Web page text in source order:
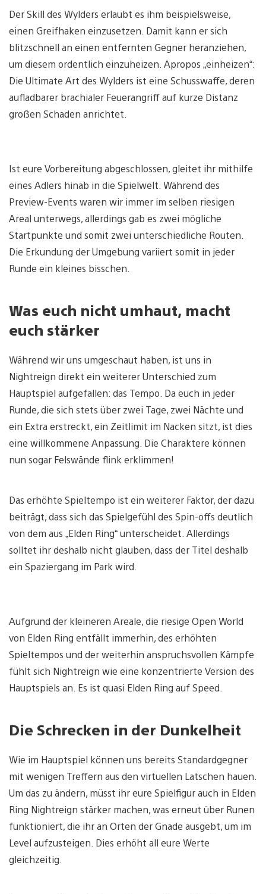
Der Skill des Wylders erlaubt es ihm beispielsweise,
einen Greifhaken einzusetzen. Damit kann er sich
blitzschnell an einen entfernten Gegner heranziehen,
um diesem ordentlich einzuheizen. Apropos „einheizen“:
Die Ultimate Art des Wylders ist eine Schusswaffe, deren
aufladbarer brachialer Feuerangriff auf kurze Distanz
großen Schaden anrichtet.
Ist eure Vorbereitung abgeschlossen, gleitet ihr mithilfe
eines Adlers hinab in die Spielwelt. Während des
Preview-Events waren wir immer im selben riesigen
Areal unterwegs, allerdings gab es zwei mögliche
Startpunkte und somit zwei unterschiedliche Routen.
Die Erkundung der Umgebung variiert somit in jeder
Runde ein kleines bisschen.
Was euch nicht umhaut, macht
euch stärker
Während wir uns umgeschaut haben, ist uns in
Nightreign direkt ein weiterer Unterschied zum
Hauptspiel aufgefallen: das Tempo. Da euch in jeder
Runde, die sich stets über zwei Tage, zwei Nächte und
ein Extra erstreckt, ein Zeitlimit im Nacken sitzt, ist dies
eine willkommene Anpassung. Die Charaktere können
nun sogar Felswände flink erklimmen!
Das erhöhte Spieltempo ist ein weiterer Faktor, der dazu
beiträgt, dass sich das Spielgefühl des Spin-offs deutlich
von dem aus „Elden Ring“ unterscheidet. Allerdings
solltet ihr deshalb nicht glauben, dass der Titel deshalb
ein Spaziergang im Park wird.
Aufgrund der kleineren Areale, die riesige Open World
von Elden Ring entfällt immerhin, des erhöhten
Spieltempos und der weiterhin anspruchsvollen Kämpfe
fühlt sich Nightreign wie eine konzentrierte Version des
Hauptspiels an. Es ist quasi Elden Ring auf Speed.
Die Schrecken in der Dunkelheit
Wie im Hauptspiel können uns bereits Standardgegner
mit wenigen Treffern aus den virtuellen Latschen hauen.
Um das zu ändern, müsst ihr eure Spielfigur auch in Elden
Ring Nightreign stärker machen, was erneut über Runen
funktioniert, die ihr an Orten der Gnade ausgebt, um im
Level aufzusteigen. Dies erhöht all eure Werte
gleichzeitig.